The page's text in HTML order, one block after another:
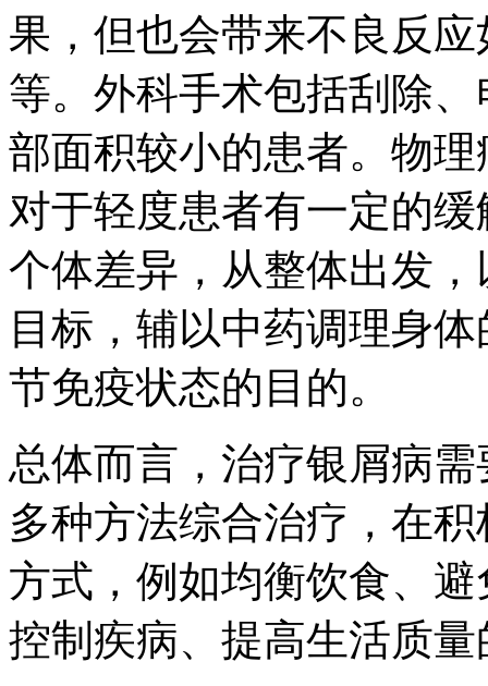
果，但也会带来不良反
等。外科手术包括刮除
部面积较小的患者。物
对于轻度患者有一定的
个体差异，从整体出发
目标，辅以中药调理身
节免疫状态的目的。
总体而言，治疗银屑病
多种方法综合治疗，在
方式，例如均衡饮食、
控制疾病、提高生活质